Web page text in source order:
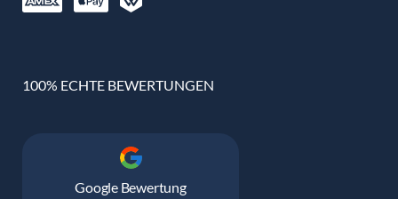
100% ECHTE BEWERTUNGEN
Google Bewertung